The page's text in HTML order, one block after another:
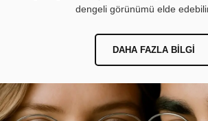
dengeli görünümü elde
DAHA FAZLA BILGI